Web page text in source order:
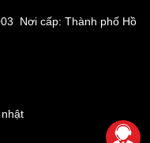
Nơi cấp: Thành phố Hồ